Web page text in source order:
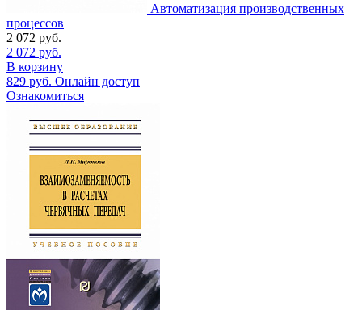
Автоматизация производственных
процессов
2 072 руб.
2 072 руб.
В корзину
829 руб. Онлайн доступ
Ознакомиться